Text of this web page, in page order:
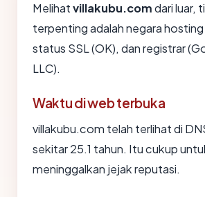
Melihatvillakubu.comdari luar,
terpenting adalah negara hosting
status SSL (OK), dan registrar
LLC).
Waktu di web terbuka
villakubu.com telah terlihat di
sekitar 25.1 tahun. Itu cukup
meninggalkan jejak reputasi.